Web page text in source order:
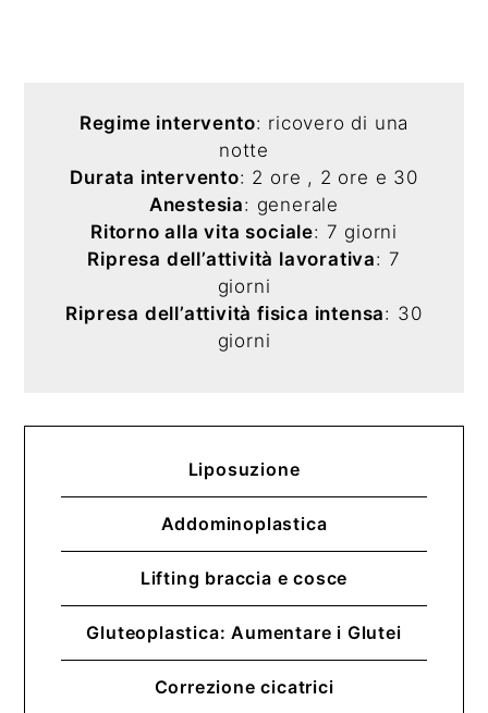
Regime intervento: ricovero di una
notte
Durata intervento: 2 ore , 2 ore e 30
Anestesia: generale
Ritorno alla vita sociale: 7 giorni
Ripresa dell’attività lavorativa: 7
giorni
Ripresa dell’attività fisica intensa: 30
giorni
Liposuzione
Addominoplastica
Lifting braccia e cosce
Gluteoplastica: Aumentare i Glutei
Correzione cicatrici